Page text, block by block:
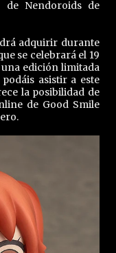
Nendoroids de
adquirir durante
se celebrará el 19
edición limitada
asistir a este
la posibilidad de
de Good Smile